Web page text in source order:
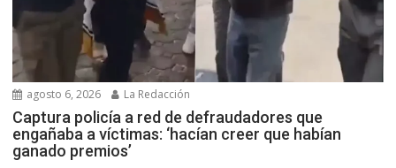
agosto 6, 2026 La Redacción
Captura policía a red de defraudadores que
engañaba a víctimas: ‘hacían creer que habían
ganado premios’